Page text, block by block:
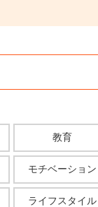
教育
モチベーション
ライフスタイル